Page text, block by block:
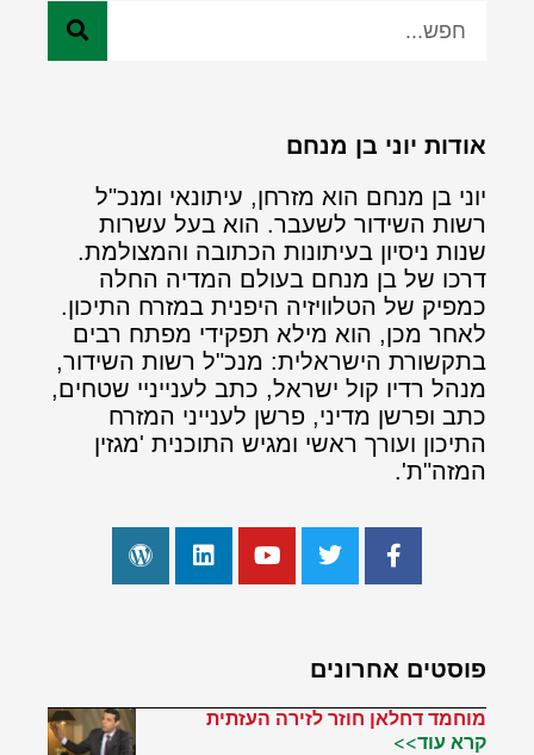
אודות יוני בן מנחם
יוני בן מנחם הוא מזרחן, עיתונאי ומנכ"ל
רשות השידור לשעבר. הוא בעל עשרות
שנות ניסיון בעיתונות הכתובה והמצולמת.
דרכו של בן מנחם בעולם המדיה החלה
כמפיק של הטלוויזיה היפנית במזרח התיכון.
לאחר מכן, הוא מילא תפקידי מפתח רבים
בתקשורת הישראלית: מנכ"ל רשות השידור,
מנהל רדיו קול ישראל, כתב לענייניי שטחים,
כתב ופרשן מדיני, פרשן לענייני המזרח
התיכון ועורך ראשי ומגיש התוכנית 'מגזין
המזה"ת'.
פוסטים אחרונים
מוחמד דחלאן חוזר לזירה העזתית
קרא עוד>>